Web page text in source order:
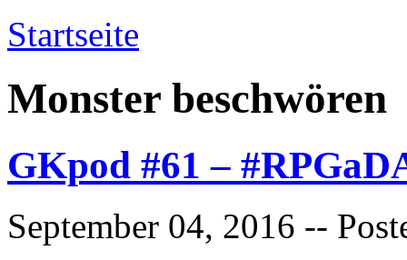
Startseite
Monster beschwören
GKpod #61 –
September 04, 2016 --